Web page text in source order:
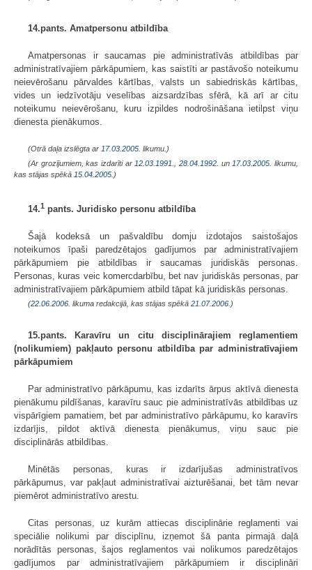
14.pants. Amatpersonu atbildība
Amatpersonas ir saucamas pie administratīvās atbildības par
administratīvajiem pārkāpumiem, kas saistīti ar pastāvošo noteikumu
neievērošanu pārvaldes kārtības, valsts un sabiedriskās kārtības,
vides un iedzīvotāju veselības aizsardzības sfērā, kā arī ar citu
noteikumu neievērošanu, kuru izpildes nodrošināšana ietilpst viņu
dienesta pienākumos.
(Otrā daļa izslēgta ar 17.03.2005 . likumu.)
(Ar grozījumiem, kas izdarīti ar 12.03.1991. ,28.04.1992. un 17.03.2005 . likumu,
kas stājas spēkā 15.04.2005. )
14.1 pants. Juridisko personu atbildība
Šajā kodeksā un pašvaldību domju izdotajos saistošajos
noteikumos īpaši paredzētajos gadījumos par administratīvajiem
pārkāpumiem pie atbildības ir saucamas juridiskās personas.
Personas, kuras veic komercdarbību, bet nav juridiskās personas, par
administratīvajiem pārkāpumiem atbild tāpat kā juridiskās personas.
(22.06.2006 . likuma redakcijā, kas stājas spēkā 21.07.2006. )
15.pants. Karavīru un citu disciplinārajiem reglamentiem
(nolikumiem) pakļauto personu atbildība par administratīvajiem
pārkāpumiem
Par administratīvo pārkāpumu, kas izdarīts ārpus aktīvā dienesta
pienākumu pildīšanas, karavīru sauc pie administratīvās atbildības uz
vispārīgiem pamatiem, bet par administratīvo pārkāpumu, ko karavīrs
izdarījis, pildot aktīvā dienesta pienākumus, viņu sauc pie
disciplinārās atbildības.
Minētās personas, kuras ir izdarījušas administratīvos
pārkāpumus, var pakļaut administratīvai aizturēšanai, bet tām nevar
piemērot administratīvo arestu.
Citas personas, uz kurām attiecas disciplinārie reglamenti vai
speciālie nolikumi par disciplīnu, izņemot šā panta pirmajā daļā
norādītās personas, šajos reglamentos vai nolikumos paredzētajos
gadījumos par administratīvajiem pārkāpumiem ir disciplināri